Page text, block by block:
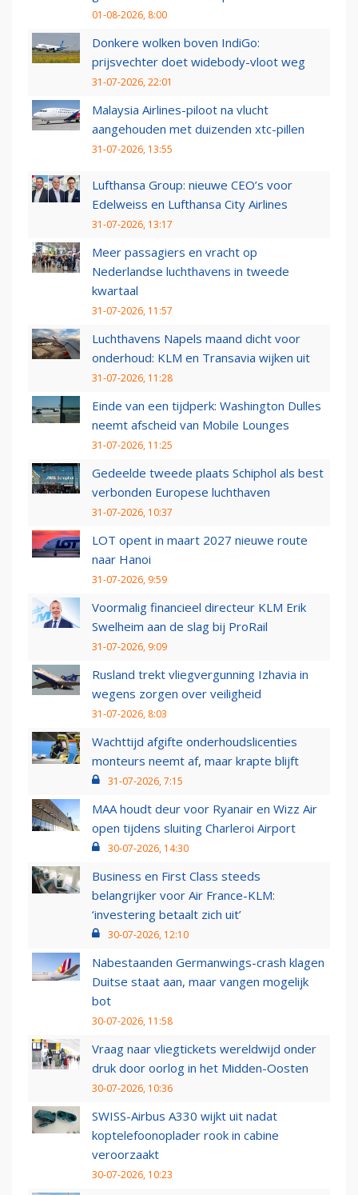
01-08-2026, 8:00
Donkere wolken boven IndiGo:
prijsvechter doet widebody-vloot weg
31-07-2026, 22:01
Malaysia Airlines-piloot na vlucht
aangehouden met duizenden xtc-pillen
31-07-2026, 13:55
Lufthansa Group: nieuwe CEO’s voor
Edelweiss en Lufthansa City Airlines
31-07-2026, 13:17
Meer passagiers en vracht op
Nederlandse luchthavens in tweede
kwartaal
31-07-2026, 11:57
Luchthavens Napels maand dicht voor
onderhoud: KLM en Transavia wijken uit
31-07-2026, 11:28
Einde van een tijdperk: Washington Dulles
neemt afscheid van Mobile Lounges
31-07-2026, 11:25
Gedeelde tweede plaats Schiphol als best
verbonden Europese luchthaven
31-07-2026, 10:37
LOT opent in maart 2027 nieuwe route
naar Hanoi
31-07-2026, 9:59
Voormalig financieel directeur KLM Erik
Swelheim aan de slag bij ProRail
31-07-2026, 9:09
Rusland trekt vliegvergunning Izhavia in
wegens zorgen over veiligheid
31-07-2026, 8:03
Wachttijd afgifte onderhoudslicenties
monteurs neemt af, maar krapte blijft
31-07-2026, 7:15
MAA houdt deur voor Ryanair en Wizz Air
open tijdens sluiting Charleroi Airport
30-07-2026, 14:30
Business en First Class steeds
belangrijker voor Air France-KLM:
‘investering betaalt zich uit’
30-07-2026, 12:10
Nabestaanden Germanwings-crash klagen
Duitse staat aan, maar vangen mogelijk
bot
30-07-2026, 11:58
Vraag naar vliegtickets wereldwijd onder
druk door oorlog in het Midden-Oosten
30-07-2026, 10:36
SWISS-Airbus A330 wijkt uit nadat
koptelefoonoplader rook in cabine
veroorzaakt
30-07-2026, 10:23